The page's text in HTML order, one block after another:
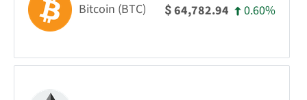
Bitcoin (BTC) $64,782.94 0.60%